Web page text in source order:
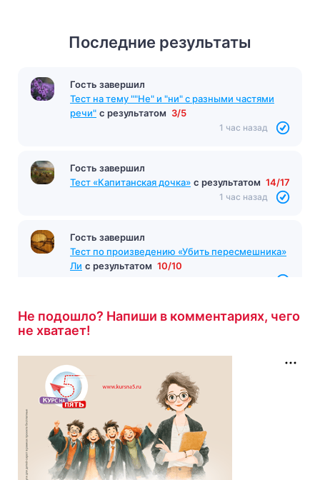
Последние результаты
Гость завершил
Тест на тему ""Не" и "ни" с разными частями
речи" с результатом 3/5
1 час назад
Гость завершил
Тест «Капитанская дочка» с результатом 14/17
1 час назад
Гость завершил
Тест по произведению «Убить пересмешника»
Ли с результатом 10/10
Не подошло? Напиши в комментариях, чего
не хватает!